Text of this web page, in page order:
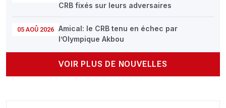
CRB fixés sur leurs adversaires
05 AOÛ 2026
Amical: le CRB tenu en échec par
l’Olympique Akbou
VOIR PLUS DE NOUVELLES